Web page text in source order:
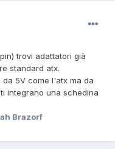
trovi adattatori già
standard atx.
5V come l'atx ma da
integrano una schedina
Brazorf